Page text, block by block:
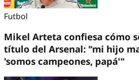
Futbol
Mikel Arteta confiesa cómo
título del Arsenal: "mi hijo
'somos campeones, papá'"